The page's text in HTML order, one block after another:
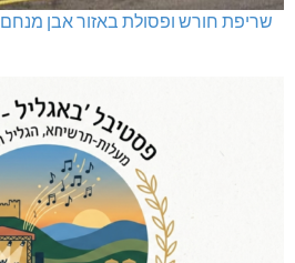
שריפת חורש ופסולת באזור אבן מנחם